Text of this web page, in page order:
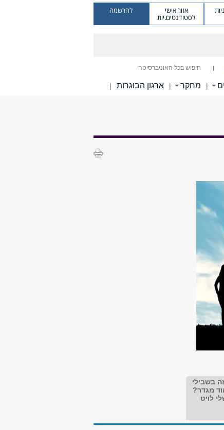
אזור אישי
לסטודנטים.יות
להרשמה
חיפוש בכל האוניברסיטה
| מחקר | ארגון הבוגרות |
בשבילי
מגדר?
לויט